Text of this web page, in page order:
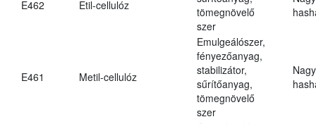
E462 Etil-cellulóz
tömegnövelő
szer
E461 Metil-cellulóz
Emulgeálószer,
fényezőanyag,
stabilizátor,
sűrítőanyag,
tömegnövelő
szer